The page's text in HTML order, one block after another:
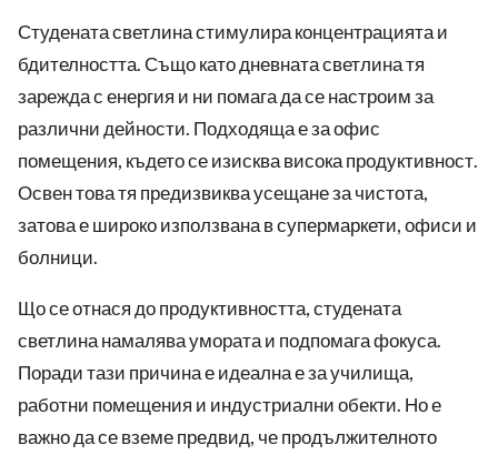
Студената светлина стимулира концентрацията и
бдителността. Също като дневната светлина тя
зарежда с енергия и ни помага да се настроим за
различни дейности. Подходяща е за офис
помещения, където се изисква висока продуктивност.
Освен това тя предизвиква усещане за чистота,
затова е широко използвана в супермаркети, офиси и
болници.
Що се отнася до продуктивността, студената
светлина намалява умората и подпомага фокуса.
Поради тази причина е идеална е за училища,
работни помещения и индустриални обекти. Но е
важно да се вземе предвид, че продължителното